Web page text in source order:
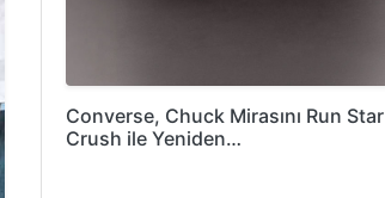
Converse, Chuck Mirasını Run Star
Crush ile Yeniden…